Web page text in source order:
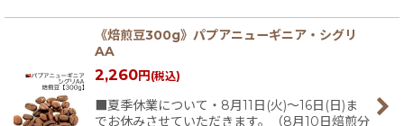
《焙煎豆300g》パプアニューギニア・シグリ
AA
2,260円(税込)
■夏季休業について・8月11日(火)〜16日(日)ま
でお休みさせていただきます。（8月10日焙煎分